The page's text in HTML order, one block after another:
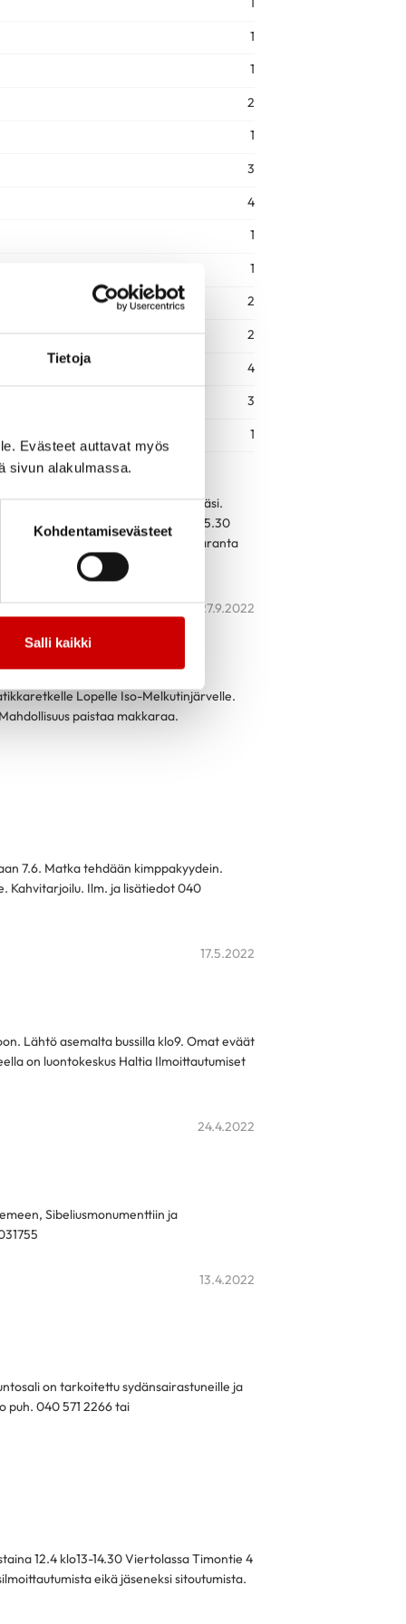
Tietoja
Evästeet auttavat myös
sivun alakulmassa.
Kohdentamisevästeet
Salli kaikki
1
1
2
1
3
4
1
1
2
2
4
3
1
vaikutuksista arkielämääsi.
torstaisin klo 14.00 – 15.30
ja lisätiedot Jouko Takaranta
27.9.2022
Lopelle Iso-Melkutinjärvelle.
paistaa makkaraa.
7.6. Matka tehdään kimppakyydein.
Kahvitarjoilu. Ilm. ja lisätiedot 040
17.5.2022
Lähtö asemalta bussilla klo9. Omat eväät
on luontokeskus Haltia Ilmoittautumiset
24.4.2022
Sibeliusmonumenttiin ja
13.4.2022
on tarkoitettu sydänsairastuneille ja
puh. 040 571 2266 tai
12.4 klo13-14.30 Viertolassa Timontie 4
eikä jäseneksi sitoutumista.